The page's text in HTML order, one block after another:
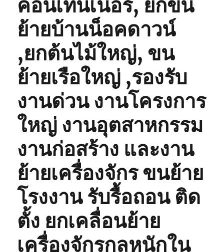
คอนเทนเนอร์, ยกขน
ย้ายบ้านน็อคดาวน์
,ยกต้นไม้ใหญ่, ขน
ย้ายเรือใหญ่ ,รองรับ
งานด่วน งานโครงการ
ใหญ่ งานอุตสาหกรรม
งานก่อสร้าง และงาน
ย้ายเครื่องจักร ขนย้าย
โรงงาน รับรื้อถอน ติด
ตั้ง ยกเคลื่อนย้าย
เครื่องจักรกลหนักใน